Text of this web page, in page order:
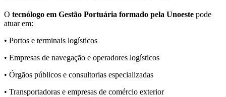
O tecnólogo em Gestão Portuária formado pela Unoeste pode
atuar em:
• Portos e terminais logísticos
• Empresas de navegação e operadores logísticos
• Órgãos públicos e consultorias especializadas
• Transportadoras e empresas de comércio exterior